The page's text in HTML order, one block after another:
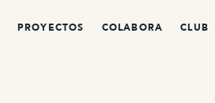
PROYECTOS COLABORA CLUB